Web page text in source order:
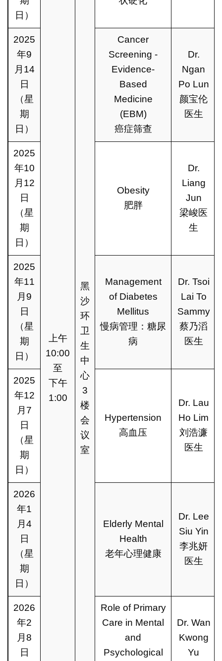
上午
10:00
至
下午
1:00
黑
沙
环
卫
生
中
心
3
楼
会
议
室
日）
2025
年9
月14
日
（星
期
日）
Cancer
Screening -
Evidence-
Based
Medicine
(EBM)
癌症筛查
Dr.
Ngan
Po Lun
颜宝伦
医生
2025
年10
月12
日
（星
期
日）
Obesity
肥胖
Dr.
Liang
Jun
梁峻医
生
2025
年11
月9
日
（星
期
日）
Management
of Diabetes
Mellitus
慢病管理：糖尿
病
Dr. Tsoi
Lai To
Sammy
蔡乃滔
医生
2025
年12
月7
日
（星
期
日）
Hypertension
高血压
Dr. Lau
Ho Lim
刘浩濂
医生
2026
年1
月4
日
（星
期
日）
Elderly Mental
Health
老年心理健康
Dr. Lee
Siu Yin
李兆妍
医生
2026
年2
月8
日
Role of Primary
Care in Mental
and
Psychological
Dr. Wan
Kwong
Yu